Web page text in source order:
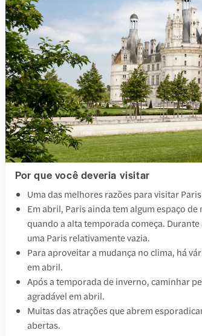
Por que você deveria visitar
Uma das melhores razões para visitar
Em abril, Paris ainda tem algum espaço
quando a alta temporada começa.
uma Paris relativamente vazia.
Para aproveitar a mudança no clima, há
em abril.
Após a temporada de inverno, caminhar
agradável em abril.
Muitas das atrações que abrem
abertas.